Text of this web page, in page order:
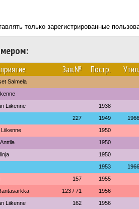
только зарегистрированные
Зав.№ Постр. Утил.
Salmela
Liikenne 1938
227 1949 1966
1950
1950
1950
1953 1966
157 1955
123 / 71 1956
Liikenne 162 1956